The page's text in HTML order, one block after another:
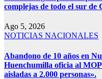
complejas de todo el sur de
Ago 5, 2026
NOTICIAS NACIONALES
Abandono de 10 años en
Huenchumilla oficia al
aisladas a 2.000 personas».